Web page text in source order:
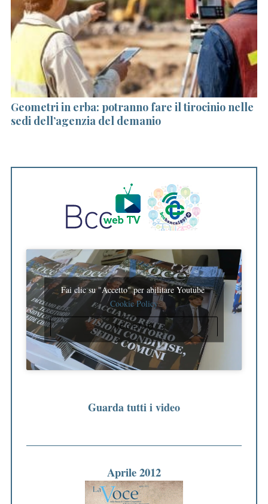
Geometri in erba: potranno fare il tirocinio nelle
sedi dell’agenzia del demanio
Fai clic su "Accetto" per abilitare Youtube
Cookie Policy
ACCETTO
Guarda tutti i video
Aprile 2012
r
h
f
o
r
: